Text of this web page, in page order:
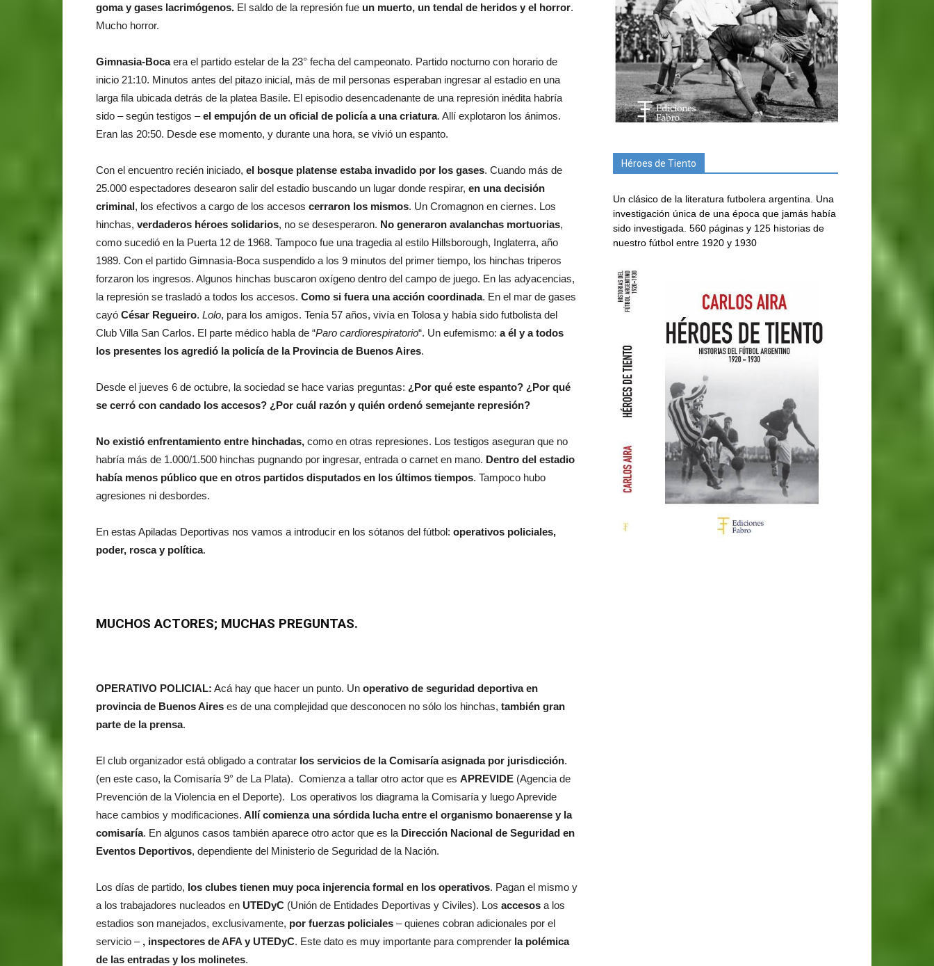
goma y gases lacrimógenos. El saldo de la represión fue un muerto, un tendal de heridos y el horror.
Mucho horror.
Gimnasia-Bocaera el partido estelar de la 23° fecha del campeonato. Partido nocturno con horario de
inicio 21:10. Minutos antes del pitazo inicial, más de mil personas esperaban ingresar al estadio en una
larga fila ubicada detrás de la platea Basile. El episodio desencadenante de una represión inédita habría
sido – según testigos –el empujón de un oficial de policía a una criatura. Allí explotaron los ánimos.
Eran las 20:50. Desde ese momento, y durante una hora, se vivió un espanto.
Con el encuentro recién iniciado, el bosque platense estaba invadido por los gases. Cuando más de
25.000 espectadores desearon salir del estadio buscando un lugar donde respirar, en una decisión
criminal, los efectivos a cargo de los accesos cerraron los mismos. Un Cromagnon en ciernes. Los
hinchas, verdaderos héroes solidarios, no se desesperaron. No generaron avalanchas mortuorias,
como sucedió en la Puerta 12 de 1968. Tampoco fue una tragedia al estilo Hillsborough, Inglaterra, año
1989. Con el partido Gimnasia-Boca suspendido a los 9 minutos del primer tiempo, los hinchas triperos
forzaron los ingresos. Algunos hinchas buscaron oxígeno dentro del campo de juego. En las adyacencias,
la represión se trasladó a todos los accesos. Como si fuera una acción coordinada. En el mar de gases
cayó César Regueiro. Lolo, para los amigos. Tenía 57 años, vivía en Tolosa y había sido futbolista del
Club Villa San Carlos. El parte médico habla de “Paro cardiorespiratorio“. Un eufemismo: a él y a todos
los presentes los agredió la policía de la Provincia de Buenos Aires.
Desde el jueves 6 de octubre, la sociedad se hace varias preguntas: ¿Por qué este espanto? ¿Por qué
se cerró con candado los accesos? ¿Por cuál razón y quién ordenó semejante represión?
No existió enfrentamiento entre hinchadas, como en otras represiones. Los testigos aseguran que no
habría más de 1.000/1.500 hinchas pugnando por ingresar, entrada o carnet en mano. Dentro del estadio
había menos público que en otros partidos disputados en los últimos tiempos. Tampoco hubo
agresiones ni desbordes.
En estas Apiladas Deportivas nos vamos a introducir en los sótanos del fútbol: operativos policiales,
poder, rosca y política.
MUCHOS ACTORES; MUCHAS PREGUNTAS.
OPERATIVO POLICIAL: Acá hay que hacer un punto. Un operativo de seguridad deportiva en
provincia de Buenos Aires es de una complejidad que desconocen no sólo los hinchas, también gran
parte de la prensa.
El club organizador está obligado a contratar los servicios de la Comisaría asignada por jurisdicción.
(en este caso, la Comisaría 9° de La Plata). Comienza a tallar otro actor que es APREVIDE (Agencia de
Prevención de la Violencia en el Deporte). Los operativos los diagrama la Comisaría y luego Aprevide
hace cambios y modificaciones. Allí comienza una sórdida lucha entre el organismo bonaerense y la
comisaría. En algunos casos también aparece otro actor que es la Dirección Nacional de Seguridad en
Eventos Deportivos, dependiente del Ministerio de Seguridad de la Nación.
Los días de partido, los clubes tienen muy poca injerencia formal en los operativos. Pagan el mismo y
a los trabajadores nucleados en UTEDyC (Unión de Entidades Deportivas y Civiles). Los accesos a los
estadios son manejados, exclusivamente, por fuerzas policiales – quienes cobran adicionales por el
servicio –, inspectores de AFA y UTEDyC. Este dato es muy importante para comprender la polémica
de las entradas y los molinetes.
Héroes de Tiento
Un clásico de la literatura futbolera argentina. Una
investigación única de una época que jamás había
sido investigada. 560 páginas y 125 historias de
nuestro fútbol entre 1920 y 1930